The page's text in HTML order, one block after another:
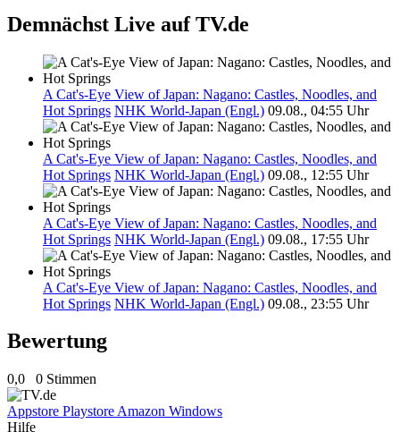
Demnächst Live auf TV.de
A Cat's-Eye View of Japan: Nagano: Castles, Noodles, and
Hot Springs NHK World-Japan (Engl.) 09.08., 04:55 Uhr
A Cat's-Eye View of Japan: Nagano: Castles, Noodles, and
Hot Springs NHK World-Japan (Engl.) 09.08., 12:55 Uhr
A Cat's-Eye View of Japan: Nagano: Castles, Noodles, and
Hot Springs NHK World-Japan (Engl.) 09.08., 17:55 Uhr
A Cat's-Eye View of Japan: Nagano: Castles, Noodles, and
Hot Springs NHK World-Japan (Engl.) 09.08., 23:55 Uhr
Bewertung
0,0 0 Stimmen
Appstore Playstore Amazon Windows
Hilfe